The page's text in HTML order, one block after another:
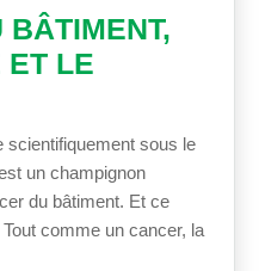
BÂTIMENT,
ET LE
scientifiquement sous le
un champignon
du bâtiment. Et ce
comme un cancer, la